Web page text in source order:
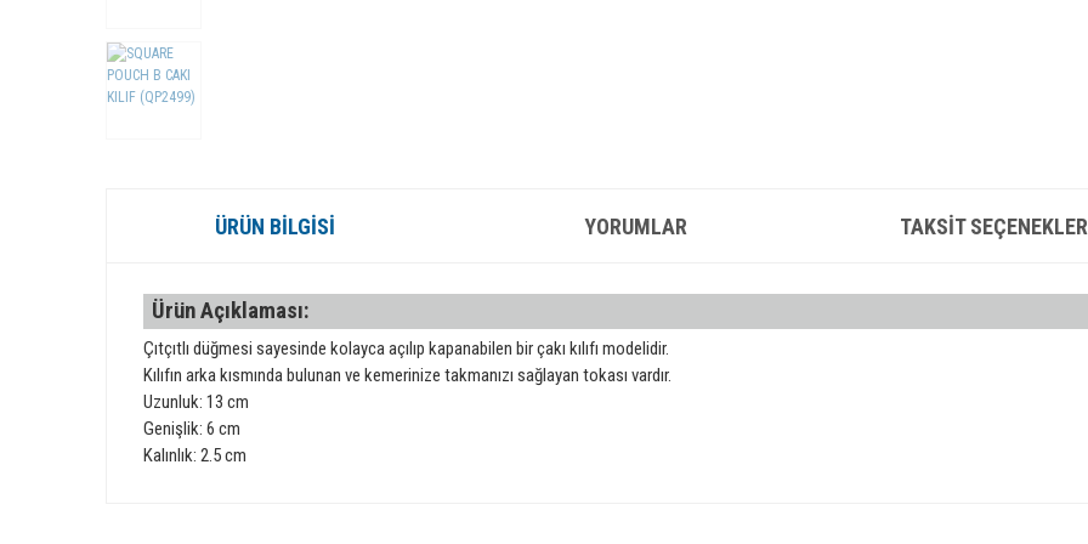
ÜRÜN BILGISI YORUMLAR TAKSIT
Ürün Açıklaması:
Çıtçıtlı düğmesi sayesinde kolayca açılıp kapanabilen bir çakı kılıfı modelidir.
Kılıfın arka kısmında bulunan ve kemerinize takmanızı sağlayan tokası vardır.
Uzunluk: 13 cm
Genişlik: 6 cm
Kalınlık: 2.5 cm